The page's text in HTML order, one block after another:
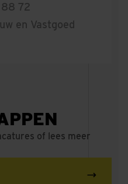
72
en Vastgoed
of lees meer